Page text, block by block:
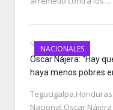
NACIONALES
NOVEMBER 6, 2019
Oscar Nájera: “Hay
haya menos pobres
Nacional,Oscar